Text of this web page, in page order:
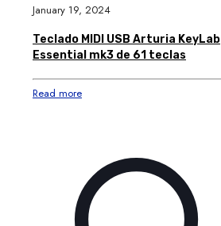
January 19, 2024
Teclado MIDI USB Arturia KeyLab
Essential mk3 de 61 teclas
Read more